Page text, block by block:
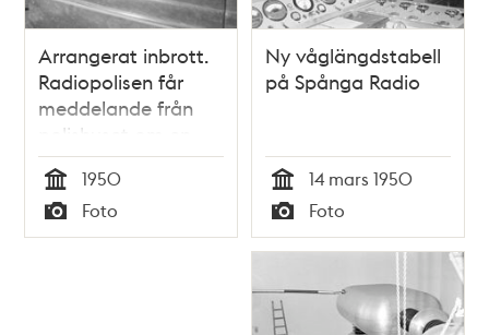
Arrangerat inbrott.
Radiopolisen får
meddelande från
polishuset om en
viss larmsignal
Tid
1950
Typ
Foto
Ny våglängdstabell
på Spånga Radio
Tid
14 mars 1950
Typ
Foto